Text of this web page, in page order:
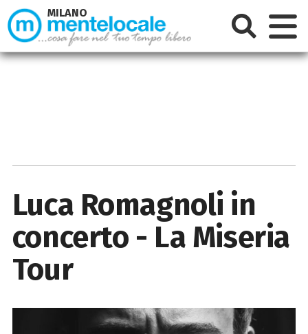
Luca Romagnoli in
concerto - La Miseria
Tour
MILANO